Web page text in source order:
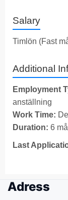
Salary
Timlön (Fast
Additional
Employment
anställning
Work Time:
Duration: 6
Last
Adress